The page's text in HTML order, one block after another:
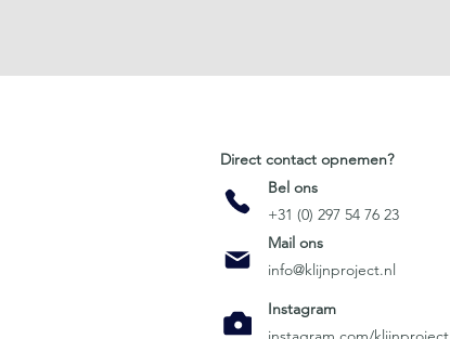
Direct contact opnemen?
Bel ons
+31 (0) 297 54 76 23
Instagram
Mail ons
info@klijnproject.nl